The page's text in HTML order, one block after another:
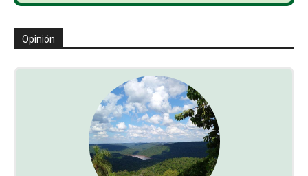
Opinión